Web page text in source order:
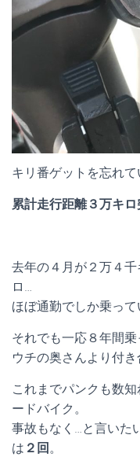
キリ番ゲットを忘れて
累計走行距離３万キロ
去年の４月が２万４
ロ…
ほぼ通勤でしか乗っ
それでも一応８年間乗
ウチの奥さんより付き
これまでパンクも数
ードバイク。
事故もなく…と言いた
は ２回 。